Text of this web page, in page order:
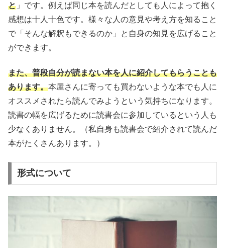
と 」です。例えば同じ本を読んだとしても人によって抱く
感想は十人十色です。様々な人の意見や考え方を知ること
で「そんな解釈もできるのか」と自身の知見を広げること
ができます。
また、普段自分が読まない本を人に紹介してもらうことも
あります。本屋さんに寄っても買わないような本でも人に
オススメされたら読んでみようという気持ちになります。
読書の幅を広げるために読書会に参加しているという人も
少なくありません。（私自身も読書会で紹介されて読んだ
本がたくさんあります。）
形式について